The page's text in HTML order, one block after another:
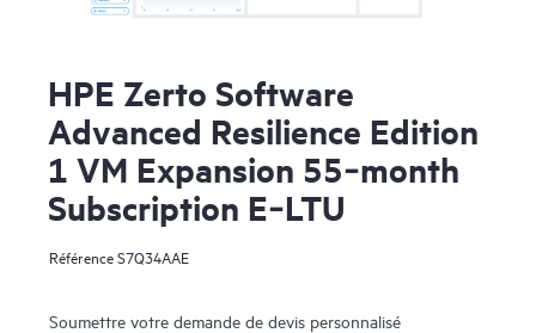
HPE Zerto Software
Advanced Resilience Edition
1 VM Expansion 55‑month
Subscription E‑LTU
RéférenceS7Q34AAE
Soumettre votre demande de devis personnalisé